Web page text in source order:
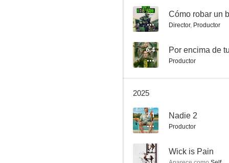
7.8
Troya
-- Cómo robar un
Director, Productor
6.4 Por encima de
Productor
2025
7.1 Nadie 2
Productor
-- Wick is Pain